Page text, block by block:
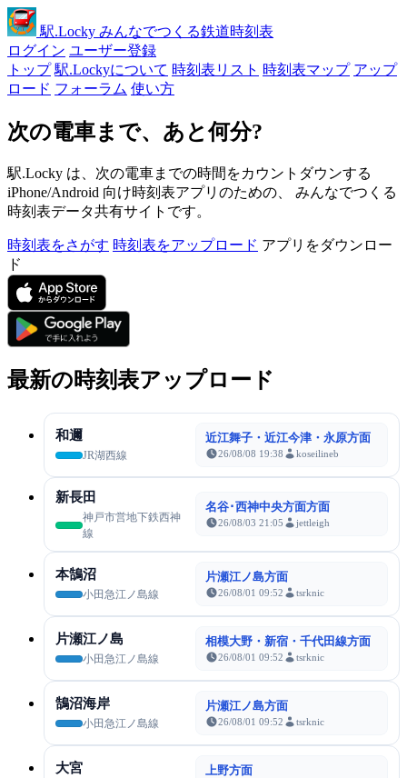
駅.Locky みんなでつくる鉄道時刻表
ログイン ユーザー登録
トップ 駅.Lockyについて 時刻表リスト 時刻表マップ アップ
ロード フォーラム 使い方
次の電車まで、あと何分?
駅.Locky は、次の電車までの時間をカウントダウンする
iPhone/Android 向け時刻表アプリのための、 みんなでつくる
時刻表データ共有サイトです。
時刻表をさがす 時刻表をアップロード アプリをダウンロー
ド
最新の時刻表アップロード
和邇
JR湖西線
近江舞子・近江今津・永原方面
26/08/08 19:38 koseilineb
新長田
神戸市営地下鉄西神
線
名谷･西神中央方面方面
26/08/03 21:05 jettleigh
本鵠沼
小田急江ノ島線
片瀬江ノ島方面
26/08/01 09:52 tsrknic
片瀬江ノ島
小田急江ノ島線
相模大野・新宿・千代田線方面
26/08/01 09:52 tsrknic
鵠沼海岸
小田急江ノ島線
片瀬江ノ島方面
26/08/01 09:52 tsrknic
大宮 上野方面